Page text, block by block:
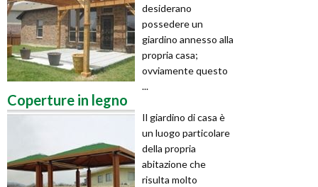
desiderano
possedere un
giardino annesso alla
propria casa;
ovviamente questo
...
Coperture in legno
Il giardino di casa è
un luogo particolare
della propria
abitazione che
risulta molto